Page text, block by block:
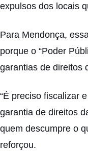
expulsos dos locais
Para Mendonça,
porque o “Poder
garantias de direitos
“É preciso fiscalizar
garantia de direitos
quem descumpre o
reforçou.